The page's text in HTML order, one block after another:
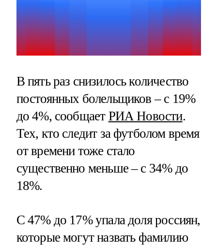
В пять раз снизилось количество
постоянных болельщиков – с 19%
до 4%, сообщает РИА Новости.
Тех, кто следит за футболом время
от времени тоже стало
существенно меньше – с 34% до
18%.
С 47% до 17% упала доля россиян,
которые могут назвать фамилию